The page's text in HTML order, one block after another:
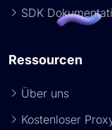
SDK
Ressourcen
Über uns
Kostenloser